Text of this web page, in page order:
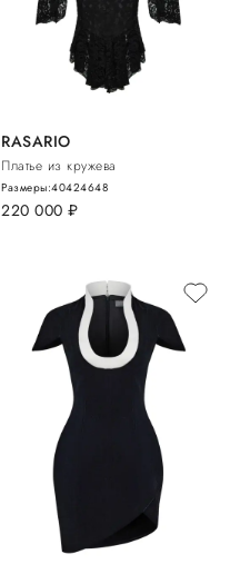
RASARIO
Платье из кружева
220 000 руб.
Размеры:40424648